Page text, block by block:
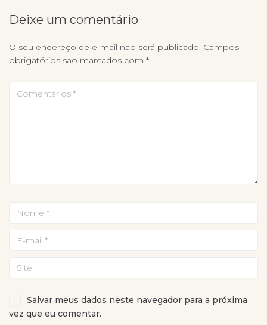
Deixe um comentário
O seu endereço de e-mail não será publicado. Campos
obrigatórios são marcados com *
Salvar meus dados neste navegador para a próxima
vez que eu comentar.